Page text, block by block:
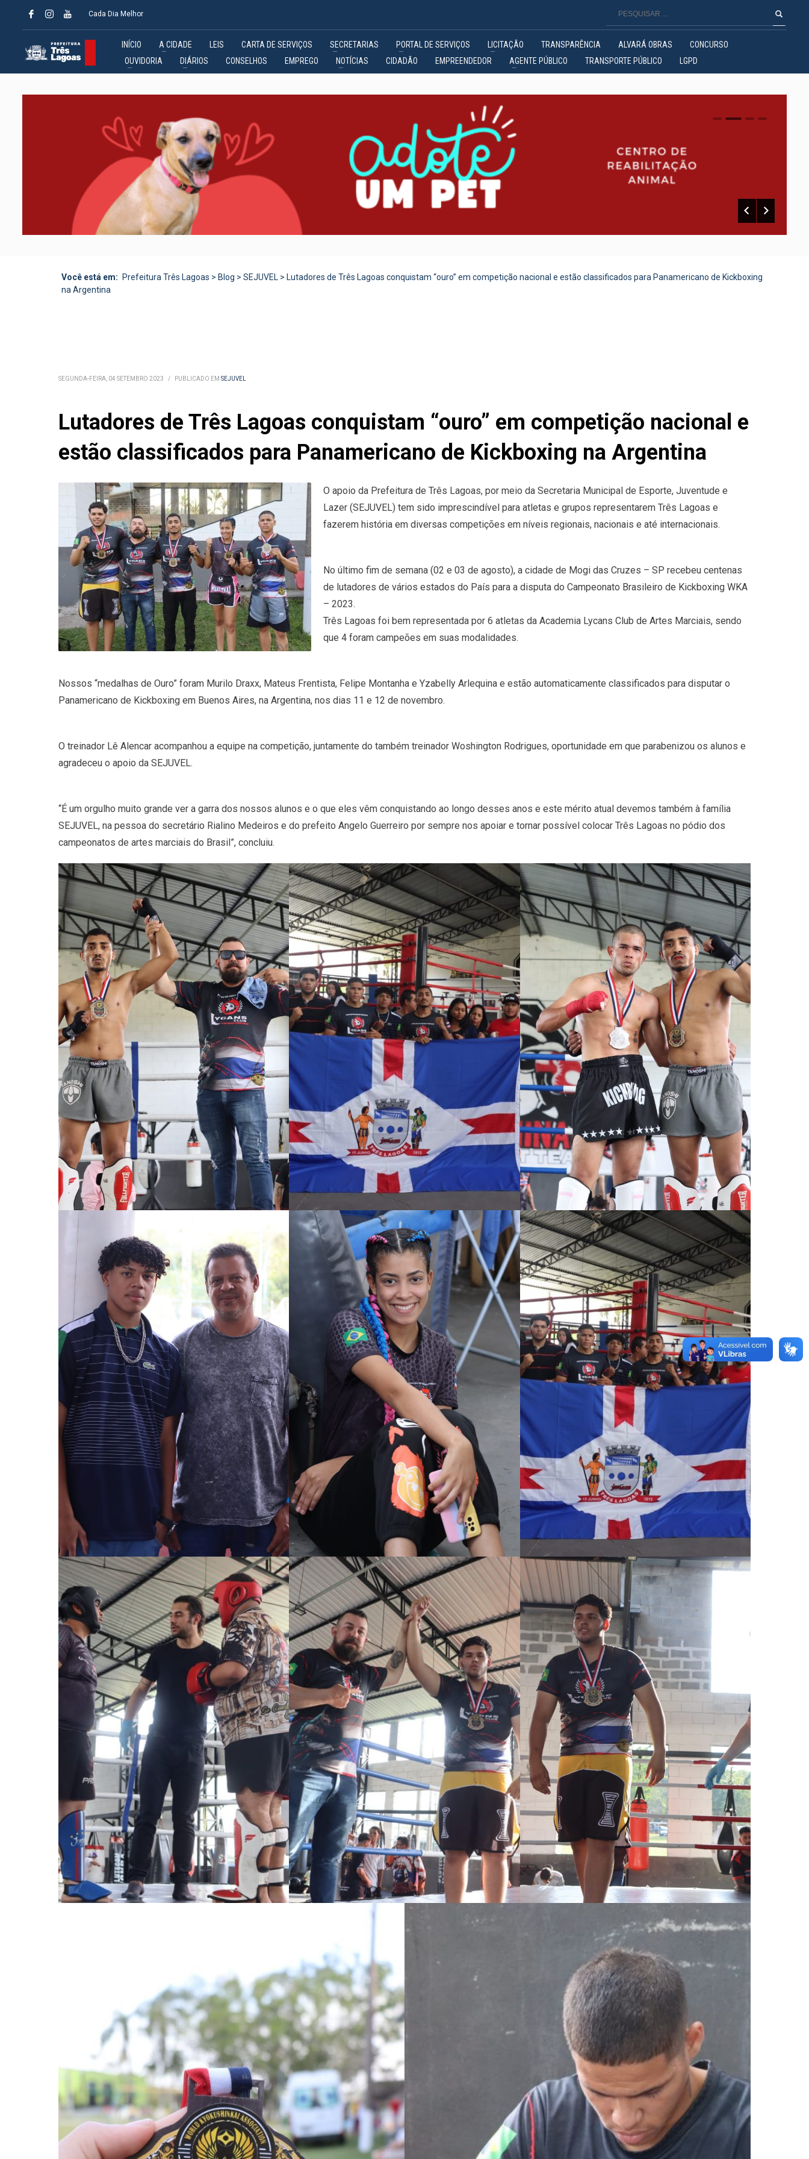
Cada Dia Melhor
INÍCIO A CIDADE LEIS CARTA DE SERVIÇOS SECRETARIAS PORTAL DE SERVIÇOS LICITAÇÃO TRANSPARÊNCIA ALVARÁ OBRAS
CONCURSO
OUVIDORIA
DIÁRIOS CONSELHOS EMPREGO NOTÍCIAS CIDADÃO EMPREENDEDOR AGENTE PÚBLICO TRANSPORTE PÚBLICO LGPD
0 1 2
Você está em: Prefeitura Três Lagoas > Blog > SEJUVEL > Lutadores de Três Lagoas conquistam “ouro” em competição nacional e estão classificados para Panamericano de Kickboxing
na Argentina
SEGUNDA-FEIRA, 04 SETEMBRO 2023 / PUBLICADO EM SEJUVEL
Lutadores de Três Lagoas conquistam “ouro” em competição nacional e
estão classificados para Panamericano de Kickboxing na Argentina
O apoio da Prefeitura de Três Lagoas, por meio da Secretaria Municipal de Esporte, Juventude e
Lazer (SEJUVEL) tem sido imprescindível para atletas e grupos representarem Três Lagoas e
fazerem história em diversas competições em níveis regionais, nacionais e até internacionais.
No último fim de semana (02 e 03 de agosto), a cidade de Mogi das Cruzes – SP recebeu centenas
de lutadores de vários estados do País para a disputa do Campeonato Brasileiro de Kickboxing WKA
– 2023.
Três Lagoas foi bem representada por 6 atletas da Academia Lycans Club de Artes Marciais, sendo
que 4 foram campeões em suas modalidades.
Nossos “medalhas de Ouro” foram Murilo Draxx, Mateus Frentista, Felipe Montanha e Yzabelly Arlequina e estão automaticamente classificados para disputar o
Panamericano de Kickboxing em Buenos Aires, na Argentina, nos dias 11 e 12 de novembro.
O treinador Lê Alencar acompanhou a equipe na competição, juntamente do também treinador Woshington Rodrigues, oportunidade em que parabenizou os alunos e
agradeceu o apoio da SEJUVEL.
“É um orgulho muito grande ver a garra dos nossos alunos e o que eles vêm conquistando ao longo desses anos e este mérito atual devemos também à família
SEJUVEL, na pessoa do secretário Rialino Medeiros e do prefeito Angelo Guerreiro por sempre nos apoiar e tornar possível colocar Três Lagoas no pódio dos
campeonatos de artes marciais do Brasil”, concluiu.